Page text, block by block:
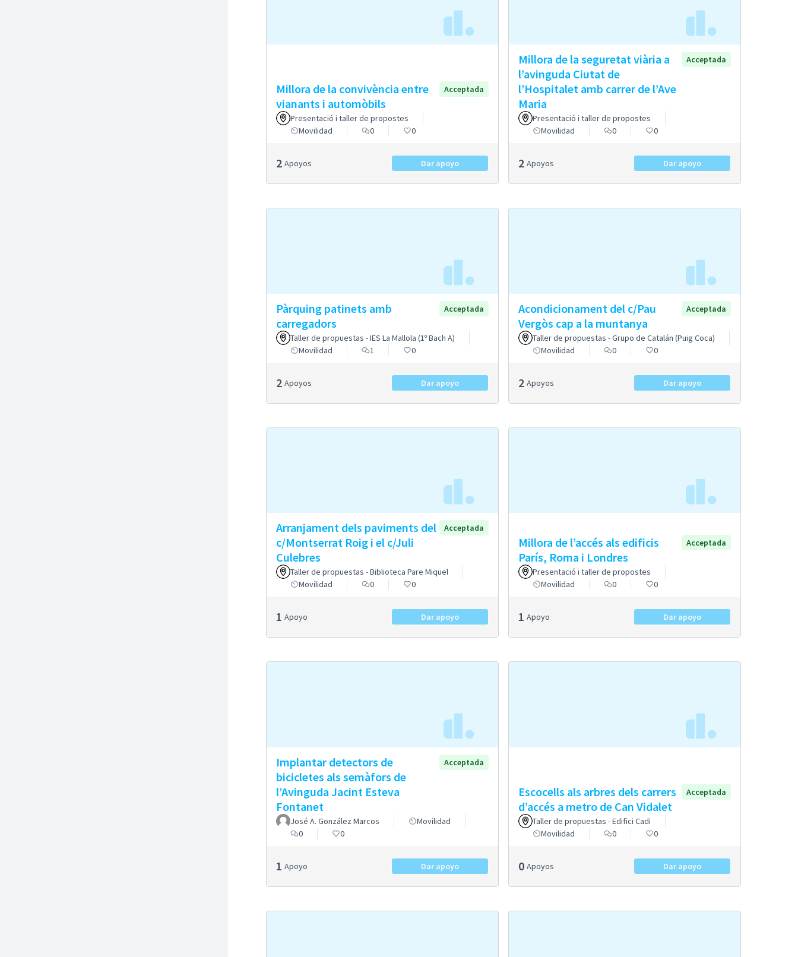
Millora de la convivència entre
vianants i automòbils
Acceptada
Presentació i taller de propostes
Movilidad
0 0
2 Apoyos Dar apoyo
Millora de la seguretat viària a
l’avinguda Ciutat de
l’Hospitalet amb carrer de l’Ave
Maria
Acceptada
Presentació i taller de propostes
Movilidad
0 0
2 Apoyos Dar apoyo
Pàrquing patinets amb
carregadors
Acceptada
Taller de propuestas - IES La Mallola (1º Bach A)
Movilidad
1 0
2 Apoyos Dar apoyo
Acondicionament del c/Pau
Vergòs cap a la muntanya
Acceptada
Taller de propuestas - Grupo de Catalán (Puig Coca)
Movilidad
0 0
2 Apoyos Dar apoyo
Arranjament dels paviments del
c/Montserrat Roig i el c/Juli
Culebres
Acceptada
Taller de propuestas - Biblioteca Pare Miquel
Movilidad
0 0
1 Apoyo Dar apoyo
Millora de l’accés als edificis
París, Roma i Londres
Acceptada
Presentació i taller de propostes
Movilidad
0 0
1 Apoyo Dar apoyo
Implantar detectors de
bicicletes als semàfors de
l’Avinguda Jacint Esteva
Fontanet
Acceptada
José A. González Marcos
Movilidad
0
0
1 Apoyo Dar apoyo
Escocells als arbres dels carrers
d’accés a metro de Can Vidalet
Acceptada
Taller de propuestas - Edifici Cadi
Movilidad
0 0
0 Apoyos Dar apoyo